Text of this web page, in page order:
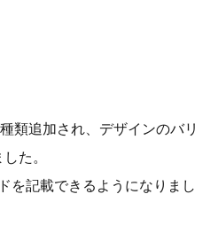
類追加され、デザインのバリ
た。
を記載できるようになりまし